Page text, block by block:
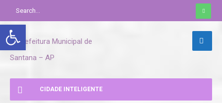
CIDADE INTELIGENTE
Abrir a barra de ferramentas